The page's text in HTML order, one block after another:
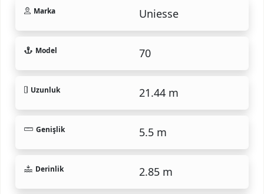
Marka Uniesse
Model 70
Uzunluk 21.44 m
Genişlik 5.5 m
Derinlik 2.85 m